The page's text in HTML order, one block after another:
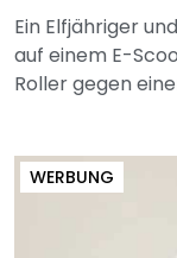
Ein Elfjähriger
auf einem E-
Roller gegen
WERBUNG